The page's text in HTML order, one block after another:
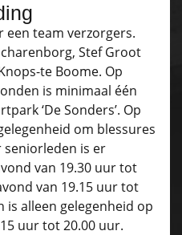
een team verzorgers.
Stef Groot
te Boome. Op
is minimaal één
‘De Sonders’. Op
om blessures
is er
van 19.30 uur tot
van 19.15 uur tot
is alleen gelegenheid op
uur tot 20.00 uur.